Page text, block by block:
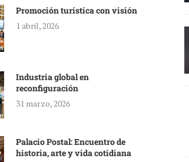
Promoción turística con visión
1 abril, 2026
Industria global en
reconfiguración
31 marzo, 2026
Palacio Postal: Encuentro de
historia, arte y vida cotidiana